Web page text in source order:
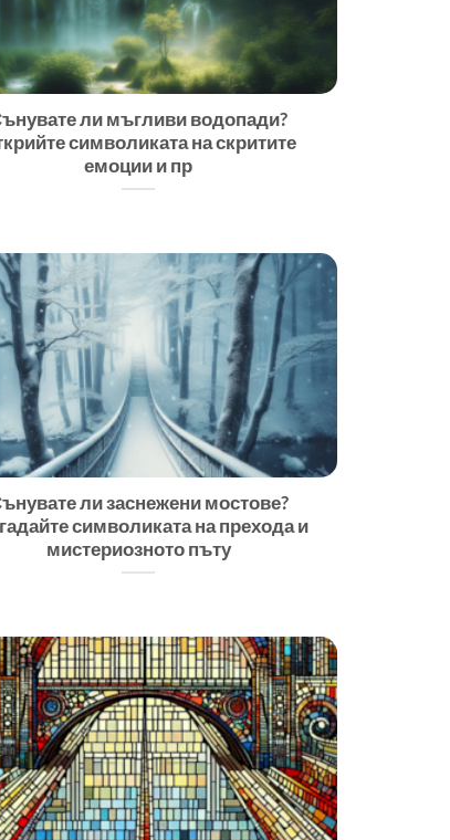
ли мъгливи водопади?
символиката на скритите
емоции и пр
ли заснежени мостове?
символиката на прехода и
мистериозното пъту